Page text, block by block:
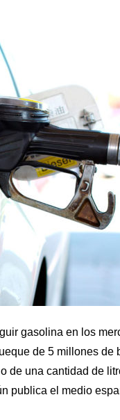
gasolina en los
de 5 millones de
de una cantidad de
publica el medio